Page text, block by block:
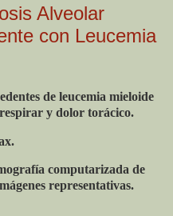
Alveolar
con Leucemia
de leucemia mieloide
y dolor torácico.
computarizada de
representativas.